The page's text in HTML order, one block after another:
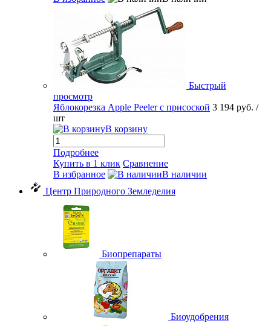
Быстрый
просмотр
Яблокорезка Apple Peeler с присоской 3 194 руб. /
шт
В корзину
Подробнее
Купить в 1 клик Сравнение
В избранное
В наличии
Центр Природного Земледелия
Биопрепараты
Биоудобрения